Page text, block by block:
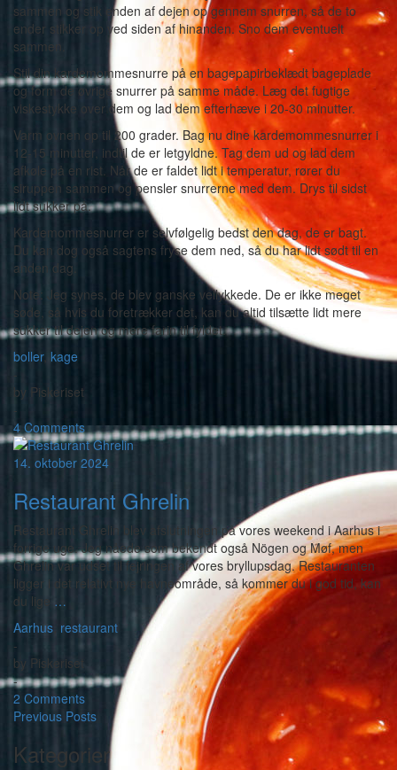
sammen og stik enden af dejen op gennem snurren, så de to
ender stikker op ved siden af hinanden. Sno dem eventuelt
sammen.
Stil din kardemommesnurre på en bagepapirbeklædt bageplade
og form de øvrige snurrer på samme måde. Læg det fugtige
viskestykke over dem og lad dem efterhæve i 20-30 minutter.
Varm ovnen op til 200 grader. Bag nu dine kardemommesnurrer i
12-15 minutter, indtil de er letgyldne. Tag dem ud og lad dem
afkøle på en rist. Når de er faldet lidt i temperatur, rører du
siruppen sammen og pensler snurrerne med dem. Drys til sidst
lidt sukker på.
Kardemommesnurrer er selvfølgelig bedst den dag, de er bagt.
Du kan dog også sagtens fryse dem ned, så du har lidt sødt til en
anden dag.
Note: Jeg synes, de blev ganske vellykkede. De er ikke meget
søde, så hvis du foretrækker det, kan du altid tilsætte lidt mere
sukker til dejen og mere farin til fyldet.
boller, kage
-
by Piskeriset
-
4 Comments
14. oktober 2024
Restaurant Ghrelin
Restaurant Ghrelin blev afslutningen på vores weekend i Aarhus i
forrige uge. Jeg nåede som bekendt også Nögen og Møf, men
Ghrelin var udset til fejringen af vores bryllupsdag. Restauranten
ligger i det relativt nye havneområde, så kommer du i god tid, kan
du lige …
Aarhus restaurant
-
by Piskeriset
-
2 Comments
Previous Posts
Kategorier